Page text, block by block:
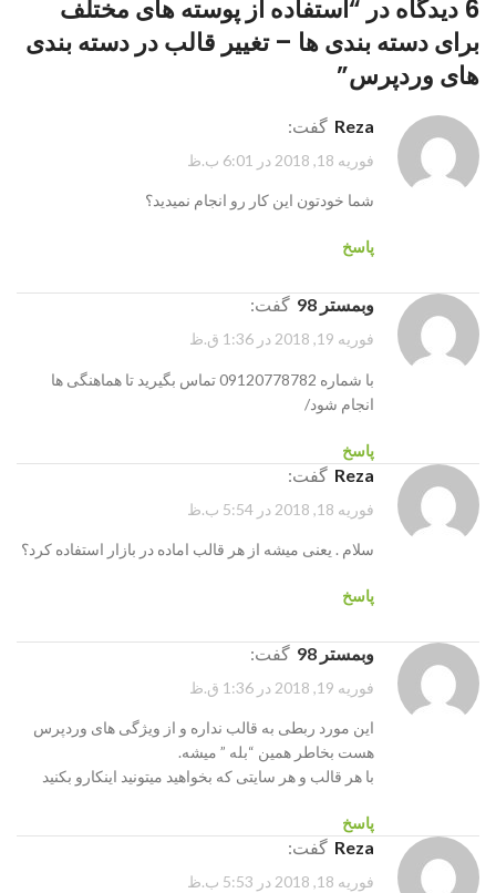
6 دیدگاه در “
استفاده از پوسته های مختلف
برای دسته بندی ها – تغییر قالب در دسته بندی
های وردپرس”
reza گفت:
فوریه 18, 2018 در 6:01 ب.ظ
شما خودتون این کار رو انجام نمیدید؟
پاسخ
وبمستر 98 گفت:
فوریه 19, 2018 در 1:36 ق.ظ
با شماره 09120778782 تماس بگیرید تا هماهنگی ها
انجام شود/
پاسخ
reza گفت:
فوریه 18, 2018 در 5:54 ب.ظ
سلام . یعنی میشه از هر قالب اماده در بازار استفاده کرد؟
پاسخ
وبمستر 98 گفت:
فوریه 19, 2018 در 1:36 ق.ظ
این مورد ربطی به قالب نداره و از ویژگی های وردپرس
هست بخاطر همین “بله ” میشه.
با هر قالب و هر سایتی که بخواهید میتونید اینکارو بکنید
پاسخ
reza گفت:
فوریه 18, 2018 در 5:53 ب.ظ